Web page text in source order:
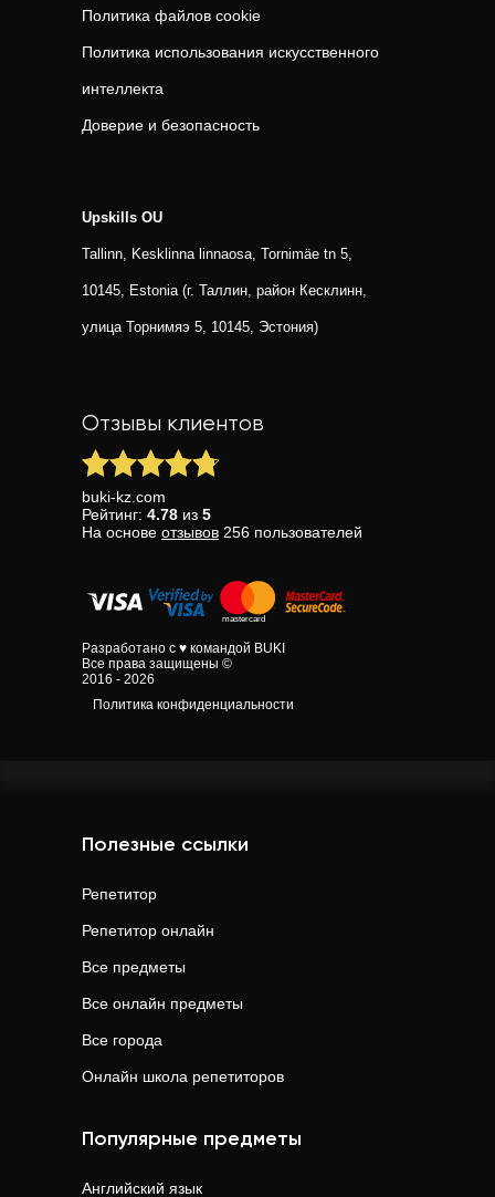
Политика файлов cookie
Политика использования искусственного
интеллекта
Доверие и безопасность
Upskills OU
Tallinn, Kesklinna linnaosa, Tornimäe tn 5,
10145, Estonia (г. Таллин, район Кесклинн,
улица Торнимяэ 5, 10145, Эстония)
Отзывы клиентов
buki-kz.com
Рейтинг: 4.78 из 5
На основе отзывов 256 пользователей
Разработано с ♥ командой BUKI
Все права защищены ©
2016 - 2026
Политика конфиденциальности
Полезные ссылки
Репетитор
Репетитор онлайн
Все предметы
Все онлайн предметы
Все города
Онлайн школа репетиторов
Популярные предметы
Английский язык